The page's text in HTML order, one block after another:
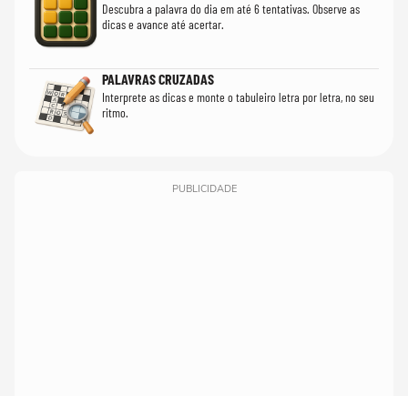
Descubra a palavra do dia em até 6 tentativas. Observe as
dicas e avance até acertar.
PALAVRAS CRUZADAS
Interprete as dicas e monte o tabuleiro letra por letra, no seu
ritmo.
PUBLICIDADE